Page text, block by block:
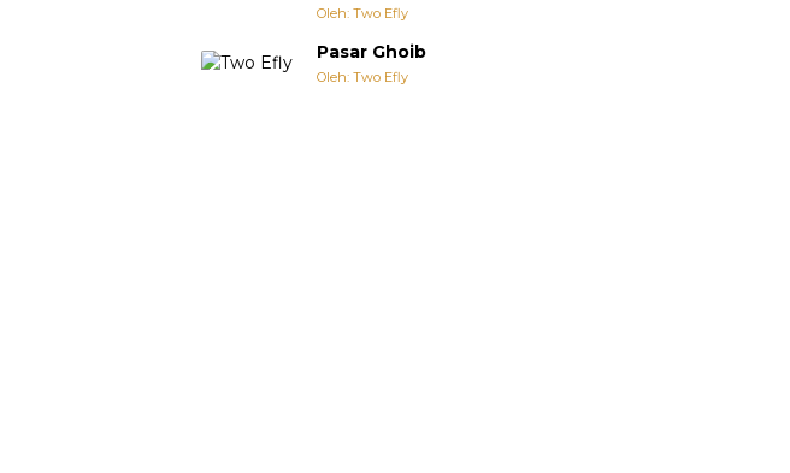
Oleh: Two Efly
Pasar Ghoib
Oleh: Two Efly